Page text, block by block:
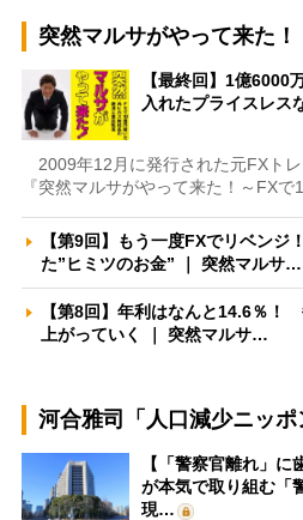
突然マルサがやって来た！
【最終回】1億6000
入れたプライスレ
2009年12月に発行された元FXト
『突然マルサがやって来た！～FXで
【第9回】もう一度FXでリベン
た”ヒミツのお金” ｜ 突然マルサ…
【第8回】年利はなんと14.6％
上がっていく ｜ 突然マルサ…
河合雅司「人口減少ニッポ
【「警察官離れ」
が本気で取り組む
現…